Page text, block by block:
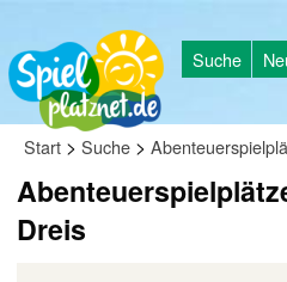
Suche
Start > Suche >
Dreis